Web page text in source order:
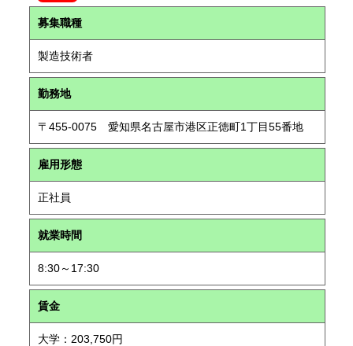
募集職種
製造技術者
勤務地
〒455-0075 愛知県名古屋市港区正徳町1丁目55番地
雇用形態
正社員
就業時間
8:30～17:30
賃金
大学：203,750円